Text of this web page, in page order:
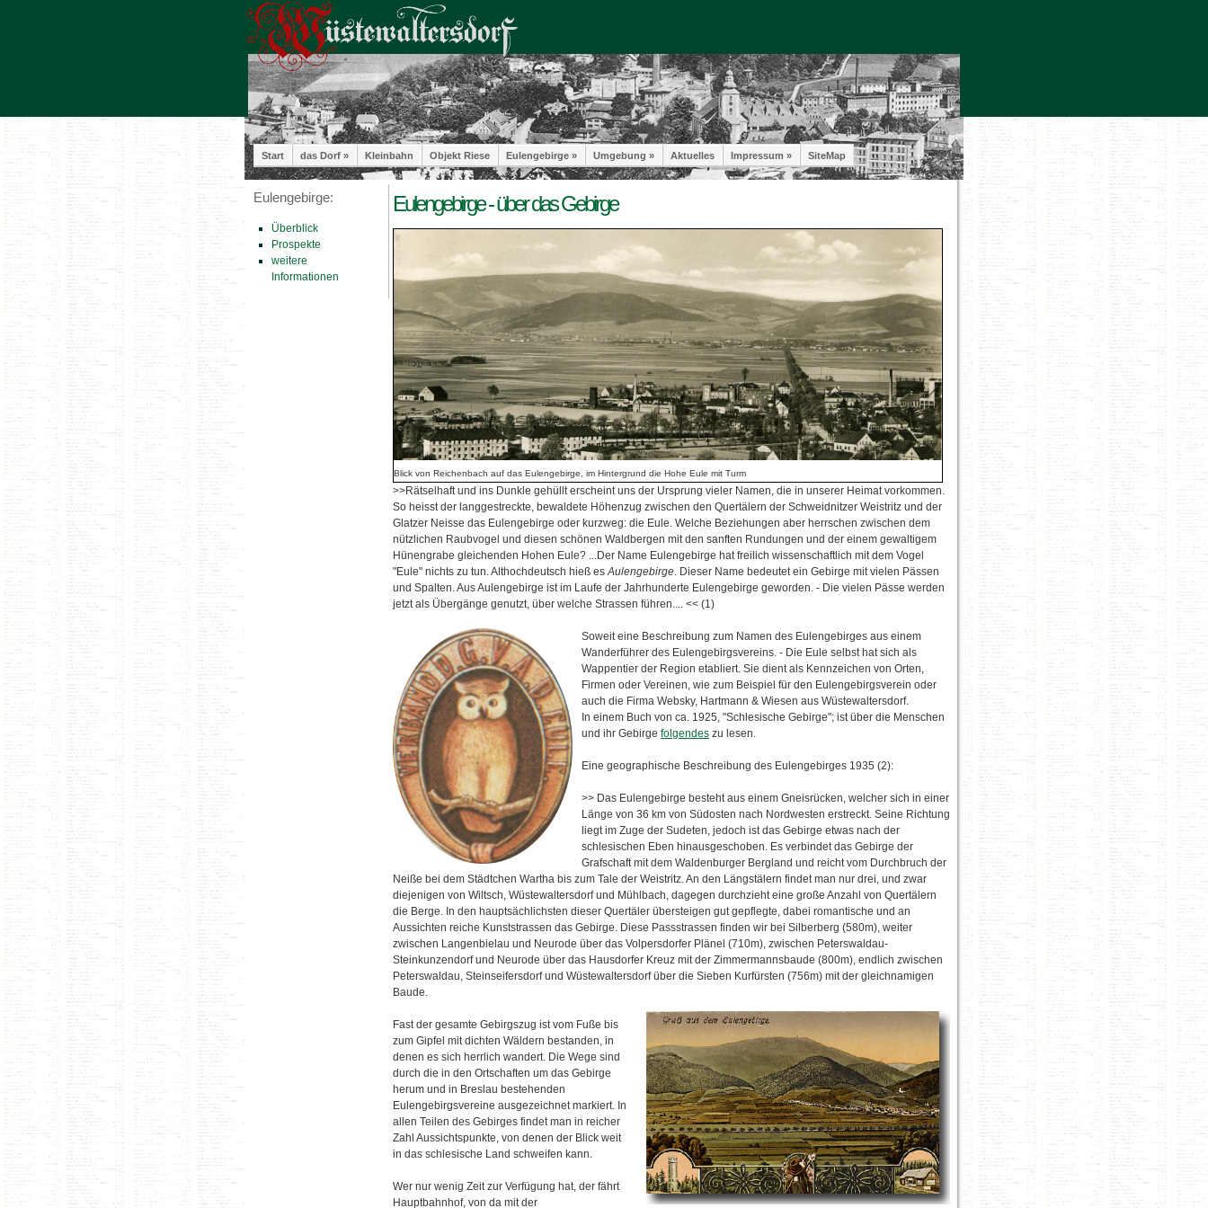
Start das Dorf » Kleinbahn Objekt Riese Eulengebirge » Umgebung » Aktuelles Impressum » SiteMap
Eulengebirge:
Überblick
Prospekte
weitere
Informationen
Eulengebirge - über das Gebirge
Blick von Reichenbach auf das Eulengebirge, im Hintergrund die Hohe Eule mit Turm
>>Rätselhaft und ins Dunkle gehüllt erscheint uns der Ursprung vieler Namen, die in unserer Heimat vorkommen.
So heisst der langgestreckte, bewaldete Höhenzug zwischen den Quertälern der Schweidnitzer Weistritz und der
Glatzer Neisse das Eulengebirge oder kurzweg: die Eule. Welche Beziehungen aber herrschen zwischen dem
nützlichen Raubvogel und diesen schönen Waldbergen mit den sanften Rundungen und der einem gewaltigem
Hünengrabe gleichenden Hohen Eule? ...Der Name Eulengebirge hat freilich wissenschaftlich mit dem Vogel
"Eule" nichts zu tun. Althochdeutsch hieß esAulengebirge. Dieser Name bedeutet ein Gebirge mit vielen Pässen
und Spalten. Aus Aulengebirge ist im Laufe der Jahrhunderte Eulengebirge geworden. - Die vielen Pässe werden
jetzt als Übergänge genutzt, über welche Strassen führen.... << (1)
Soweit eine Beschreibung zum Namen des Eulengebirges aus einem
Wanderführer des Eulengebirgsvereins. - Die Eule selbst hat sich als
Wappentier der Region etabliert. Sie dient als Kennzeichen von Orten,
Firmen oder Vereinen, wie zum Beispiel für den Eulengebirgsverein oder
auch die Firma Websky, Hartmann & Wiesen aus Wüstewaltersdorf.
In einem Buch von ca. 1925, "Schlesische Gebirge"; ist über die Menschen
und ihr Gebirge folgendes zu lesen.
Eine geographische Beschreibung des Eulengebirges 1935 (2):
>> Das Eulengebirge besteht aus einem Gneisrücken, welcher sich in einer
Länge von 36 km von Südosten nach Nordwesten erstreckt. Seine Richtung
liegt im Zuge der Sudeten, jedoch ist das Gebirge etwas nach der
schlesischen Eben hinausgeschoben. Es verbindet das Gebirge der
Grafschaft mit dem Waldenburger Bergland und reicht vom Durchbruch der
Neiße bei dem Städtchen Wartha bis zum Tale der Weistritz. An den Längstälern findet man nur drei, und zwar
diejenigen von Wiltsch, Wüstewaltersdorf und Mühlbach, dagegen durchzieht eine große Anzahl von Quertälern
die Berge. In den hauptsächlichsten dieser Quertäler übersteigen gut gepflegte, dabei romantische und an
Aussichten reiche Kunststrassen das Gebirge. Diese Passstrassen finden wir bei Silberberg (580m), weiter
zwischen Langenbielau und Neurode über das Volpersdorfer Plänel (710m), zwischen Peterswaldau-
Steinkunzendorf und Neurode über das Hausdorfer Kreuz mit der Zimmermannsbaude (800m), endlich zwischen
Peterswaldau, Steinseifersdorf und Wüstewaltersdorf über die Sieben Kurfürsten (756m) mit der gleichnamigen
Baude.
Fast der gesamte Gebirgszug ist vom Fuße bis
zum Gipfel mit dichten Wäldern bestanden, in
denen es sich herrlich wandert. Die Wege sind
durch die in den Ortschaften um das Gebirge
herum und in Breslau bestehenden
Eulengebirgsvereine ausgezeichnet markiert. In
allen Teilen des Gebirges findet man in reicher
Zahl Aussichtspunkte, von denen der Blick weit
in das schlesische Land schweifen kann.
Wer nur wenig Zeit zur Verfügung hat, der fährt
Hauptbahnhof, von da mit der